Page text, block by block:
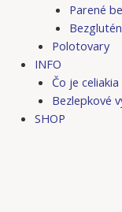
Parené
Polotovary
INFO
Čo je celiakia
Bezlepkové
SHOP